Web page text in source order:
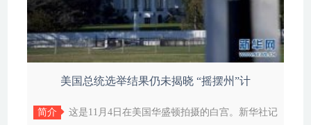
美国总统选举结果仍未揭晓 “摇摆州”计
简介
这是11月4日在美国华盛顿拍摄的白宫。新华社记